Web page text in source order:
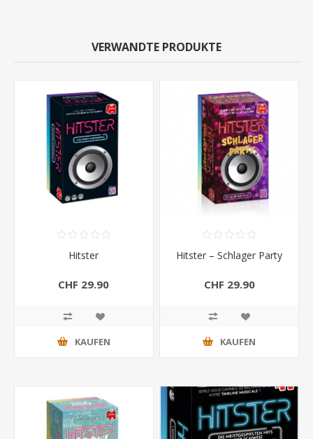
VERWANDTE PRODUKTE
Hitster
CHF 29.90
KAUFEN
Hitster – Schlager Party
CHF 29.90
KAUFEN